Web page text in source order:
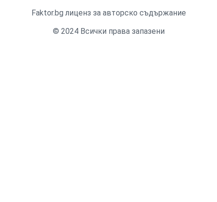
Faktor.bg лиценз за авторско съдържание
© 2024 Всички права запазени